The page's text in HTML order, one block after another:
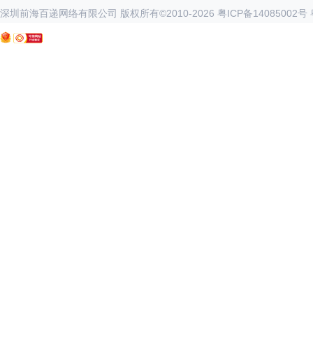
深圳前海百递网络有限公司 版权所有©2010-2026 粤ICP备14085002号